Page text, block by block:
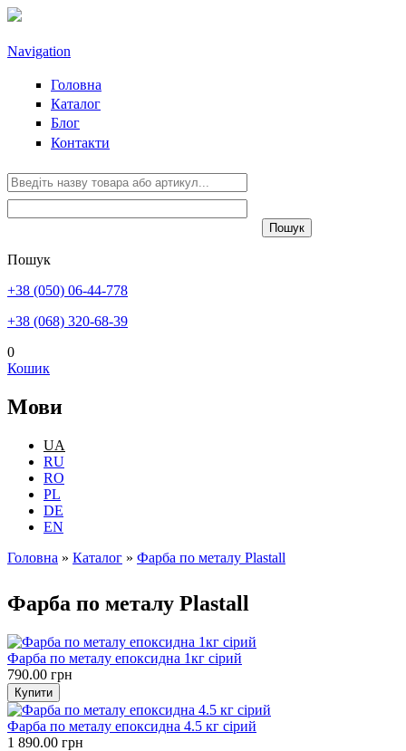
Перейти до основного вмісту
Navigation
Головна
Каталог
Блог
Контакти
Пошук
+38 (050) 06-44-778
+38 (068) 320-68-39
0
Кошик
Мови
UA
RU
RO
PL
DE
EN
Головна » Каталог » Фарба по металу Plastall
Фарба по металу Plastall
Фарба по металу епоксидна 1кг сірий
790.00 грн
Фарба по металу епоксидна 4.5 кг сірий
1 890.00 грн